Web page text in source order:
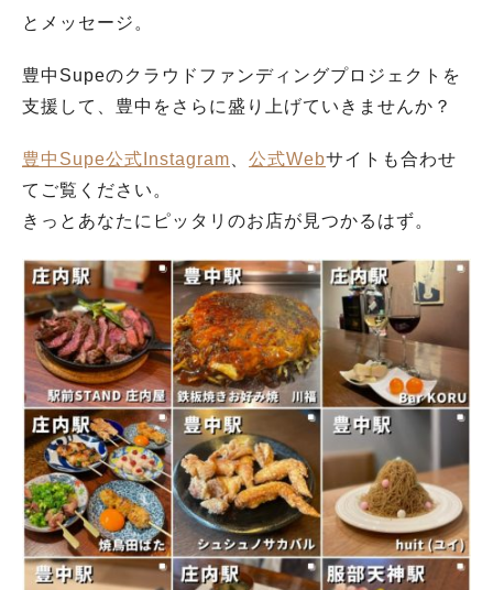
とメッセージ。
豊中Supeのクラウドファンディングプロジェクトを
支援して、豊中をさらに盛り上げていきませんか？
豊中Supe公式Instagram 公式Webサイトも合わせ
てご覧ください。
きっとあなたにピッタリのお店が見つかるはず。